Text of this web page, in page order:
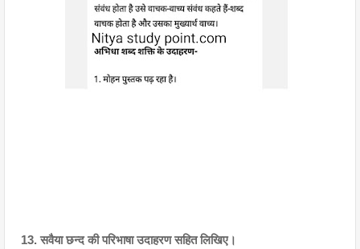
13. सवैया छन्द की परिभाषा उदाहरण सहित लिखिए।